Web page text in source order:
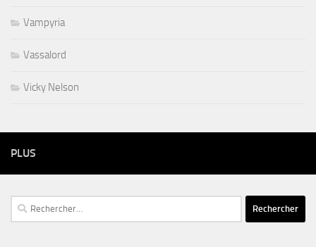
Vampyria
Vassalord
Vicky Nelson
PLUS
Rechercher :